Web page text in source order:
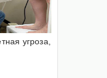
угроза,